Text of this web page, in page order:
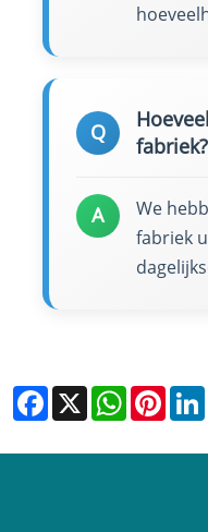
Q
fabriek?
A
We
fabriek
Facebook
X WhatsApp